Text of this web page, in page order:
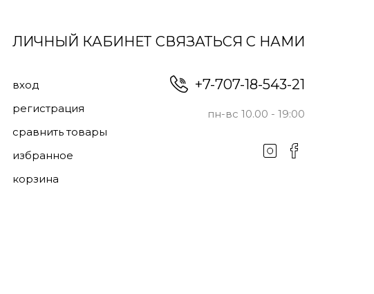
ЛИЧНЫЙ КАБИНЕТ
вход
регистрация
сравнить товары
избранное
корзина
СВЯЗАТЬСЯ С НАМИ
+7-707-18-543-21
пн-вс 10.00 - 19:00